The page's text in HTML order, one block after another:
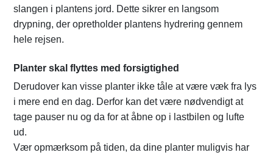
slangen i plantens jord. Dette sikrer en langsom
drypning, der opretholder plantens hydrering gennem
hele rejsen.
Planter skal flyttes med forsigtighed
Derudover kan visse planter ikke tåle at være væk fra lys
i mere end en dag. Derfor kan det være nødvendigt at
tage pauser nu og da for at åbne op i lastbilen og lufte
ud.
Vær opmærksom på tiden, da dine planter muligvis har